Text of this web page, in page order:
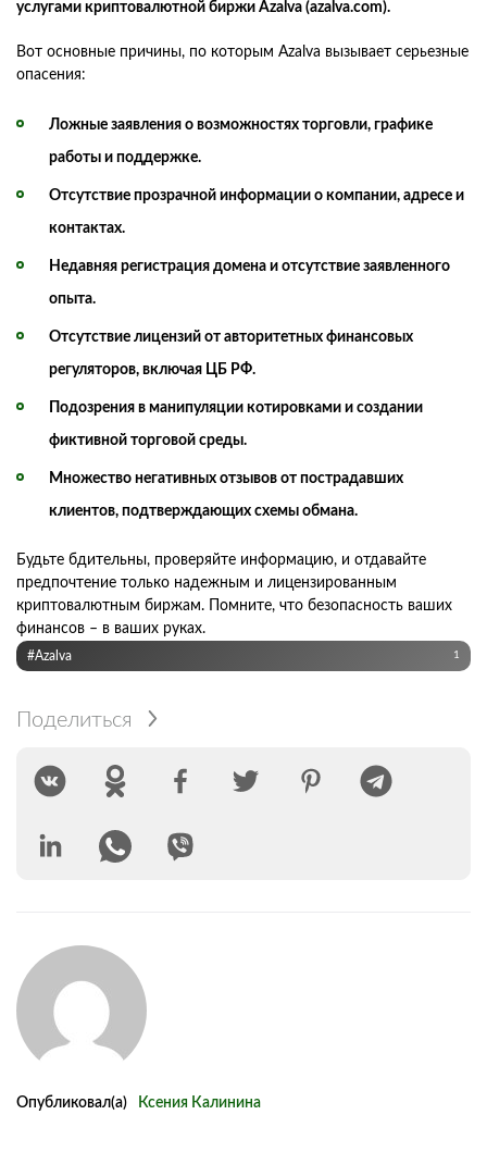
услугами криптовалютной биржи Azalva (azalva.com).
Вот основные причины, по которым Azalva вызывает серьезные
опасения:
Ложные заявления о возможностях торговли, графике
работы и поддержке.
Отсутствие прозрачной информации о компании, адресе и
контактах.
Недавняя регистрация домена и отсутствие заявленного
опыта.
Отсутствие лицензий от авторитетных финансовых
регуляторов, включая ЦБ РФ.
Подозрения в манипуляции котировками и создании
фиктивной торговой среды.
Множество негативных отзывов от пострадавших
клиентов, подтверждающих схемы обмана.
Будьте бдительны, проверяйте информацию, и отдавайте
предпочтение только надежным и лицензированным
криптовалютным биржам. Помните, что безопасность ваших
финансов – в ваших руках.
#Azalva 1
Поделиться
Опубликовал(а) Ксения Калинина